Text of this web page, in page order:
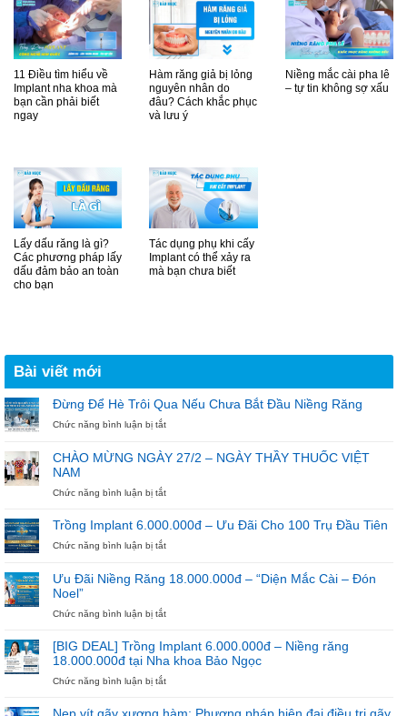
11 Điều tìm hiểu về
Implant nha khoa mà
bạn cần phải biết
ngay
Hàm răng giả bị lỏng
nguyên nhân do
đâu? Cách khắc phục
và lưu ý
Niềng mắc cài pha lê
– tự tin không sợ xấu
Lấy dấu răng là gì?
Các phương pháp lấy
dấu đảm bảo an toàn
cho bạn
Tác dụng phụ khi cấy
Implant có thể xảy ra
mà bạn chưa biết
Bài viết mới
Đừng Để Hè Trôi Qua Nếu Chưa Bắt Đầu Niềng Răng
Chức năng bình luận bị tắtở
Hè
Qua
Chưa
Bắt
Đầu
Răng
CHÀO MỪNG NGÀY 27/2 – NGÀY THẦY THUỐC VIỆT
NAM
Chức năng bình luận bị tắtở
MỪNG
NGÀY
27/2
NGÀY
VIỆT
Trồng Implant 6.000.000đ – Ưu Đãi Cho 100 Trụ Đầu Tiên
Chức năng bình luận bị tắtở
6.000.000đ
Ưu
Cho
100
Trụ
Đầu
Ưu Đãi Niềng Răng 18.000.000đ – “Diện Mắc Cài – Đón
Noel”
Chức năng bình luận bị tắtở
Niềng
Răng
18.000.000đ
“Diện
[BIG DEAL] Trồng Implant 6.000.000đ – Niềng răng
18.000.000đ tại Nha khoa Bảo Ngọc
Chức năng bình luận bị tắtở
DEAL]